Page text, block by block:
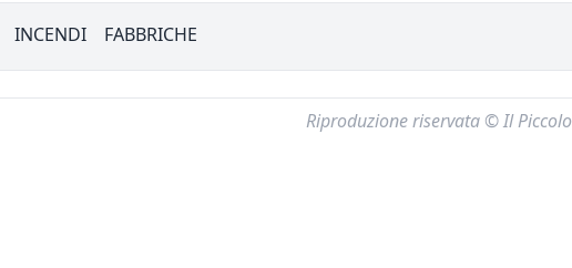
INCENDI FABBRICHE
Riproduzione riservata © Il Piccolo